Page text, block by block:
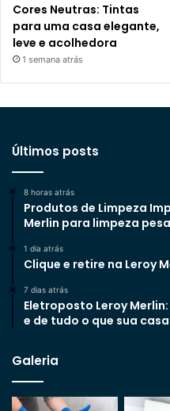
Cores Neutras: Tintas
para uma casa elegante,
leve e acolhedora
1 semana atrás
Últimos posts
8 horas atrás
Produtos de Limpeza
Merlin para limpeza
1 dia atrás
Clique e retire na Leroy
7 dias atrás
Eletroposto Leroy
e de tudo o que sua
Galeria